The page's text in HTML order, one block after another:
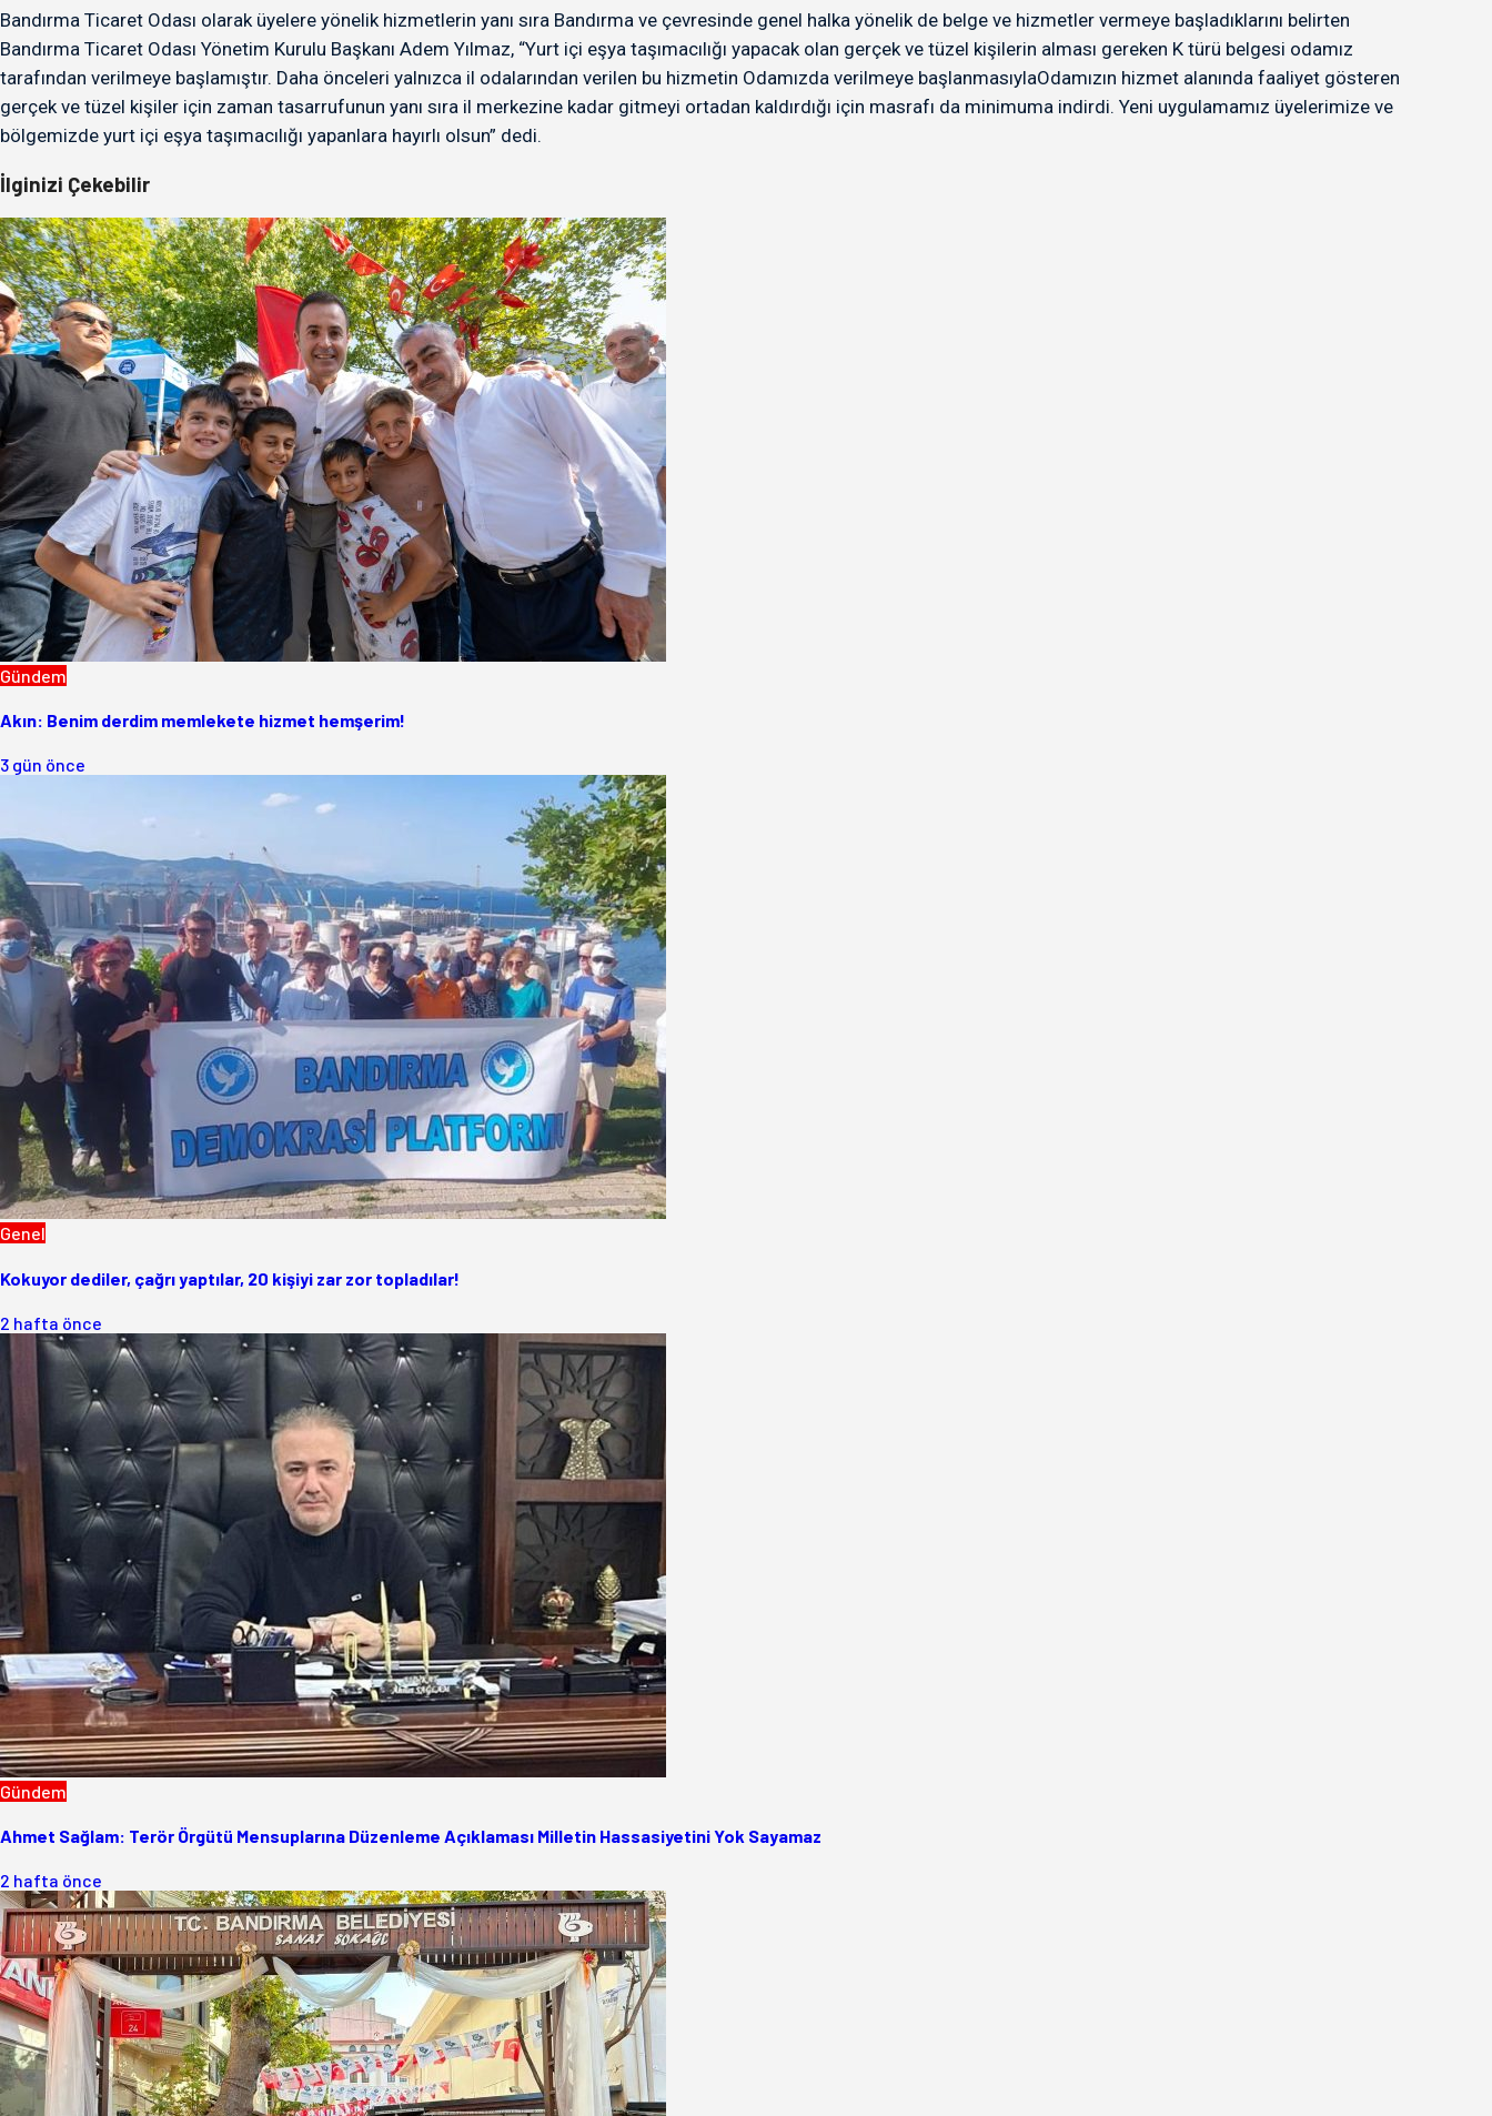
Bandırma Ticaret Odası olarak üyelere yönelik hizmetlerin yanı sıra Bandırma ve çevresinde genel halka yönelik de belge ve hizmetler vermeye başladıklarını belirten
Bandırma Ticaret Odası Yönetim Kurulu Başkanı Adem Yılmaz, “Yurt içi eşya taşımacılığı yapacak olan gerçek ve tüzel kişilerin alması gereken K türü belgesi odamız
tarafından verilmeye başlamıştır. Daha önceleri yalnızca il odalarından verilen bu hizmetin Odamızda verilmeye başlanmasıylaOdamızın hizmet alanında faaliyet gösteren
gerçek ve tüzel kişiler için zaman tasarrufunun yanı sıra il merkezine kadar gitmeyi ortadan kaldırdığı için masrafı da minimuma indirdi. Yeni uygulamamız üyelerimize ve
bölgemizde yurt içi eşya taşımacılığı yapanlara hayırlı olsun” dedi.
İlginizi Çekebilir
Gündem
Akın: Benim derdim memlekete hizmet hemşerim!
3 gün önce
Genel
Kokuyor dediler, çağrı yaptılar, 20 kişiyi zar zor topladılar!
2 hafta önce
Gündem
Ahmet Sağlam: Terör Örgütü Mensuplarına Düzenleme Açıklaması Milletin Hassasiyetini Yok Sayamaz
2 hafta önce